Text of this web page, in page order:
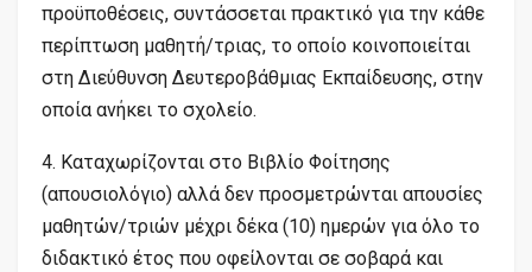
προϋποθέσεις, συντάσσεται πρακτικό για την κάθε
περίπτωση μαθητή/τριας, το οποίο κοινοποιείται
στη Διεύθυνση Δευτεροβάθμιας Εκπαίδευσης, στην
οποία ανήκει το σχολείο.
4. Καταχωρίζονται στο Βιβλίο Φοίτησης
(απουσιολόγιο) αλλά δεν προσμετρώνται απουσίες
μαθητών/τριών μέχρι δέκα (10) ημερών για όλο το
διδακτικό έτος που οφείλονται σε σοβαρά και